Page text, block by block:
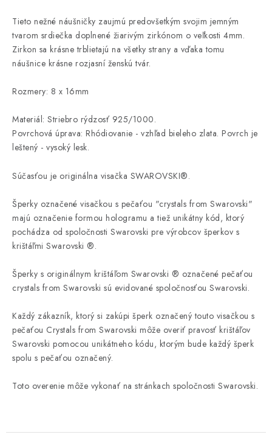
Tieto nežné náušničky zaujmú predovšetkým svojim jemným
tvarom srdiečka doplnené žiarivým zirkónom o veľkosti 4mm.
Zirkon sa krásne trblietajú na všetky strany a vďaka tomu
náušnice krásne rozjasní ženskú tvár.
Rozmery: 8 x 16mm
Materiál: Striebro rýdzosť 925/1000.
Povrchová úprava: Rhódiovanie - vzhľad bieleho zlata. Povrch je
leštený - vysoký lesk.
Súčasťou je originálna visačka SWAROVSKI®.
Šperky označené visačkou s pečaťou "crystals from Swarovski"
majú označenie formou hologramu a tiež unikátny kód, ktorý
pochádza od spoločnosti Swarovski pre výrobcov šperkov s
krištáľmi Swarovski ®.
Šperky s originálnym krištáľom Swarovski ® označené pečaťou
crystals from Swarovski sú evidované spoločnosťou Swarovski.
Každý zákazník, ktorý si zakúpi šperk označený touto visačkou s
pečaťou Crystals from Swarovski môže overiť pravosť krištáľov
Swarovski pomocou unikátneho kódu, ktorým bude každý šperk
spolu s pečaťou označený.
Toto overenie môže vykonať na stránkach spoločnosti Swarovski.